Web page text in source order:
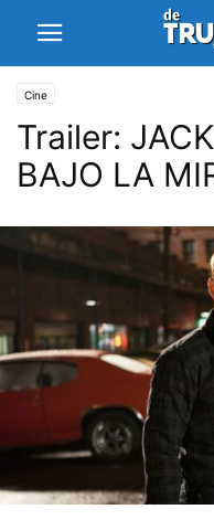
Cine
Trailer:
BAJO LA